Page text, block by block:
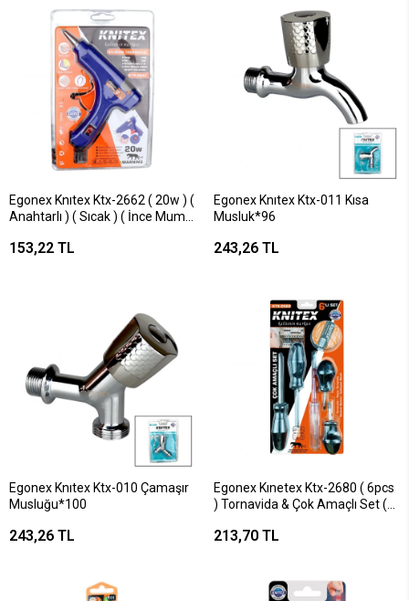
Egonex Knıtex Ktx-2662 ( 20w ) (
Anahtarlı ) ( Sıcak ) ( İnce Mum )
153,22 TL
Egonex Knıtex Ktx-011 Kısa
Musluk*96
243,26 TL
Egonex Knıtex Ktx-010 Çamaşır
Musluğu*100
243,26 TL
Egonex Kınetex Ktx-2680 ( 6pcs
) Tornavida & Çok Amaçlı Set (
Kontrol Kalem & Elektrik
213,70 TL